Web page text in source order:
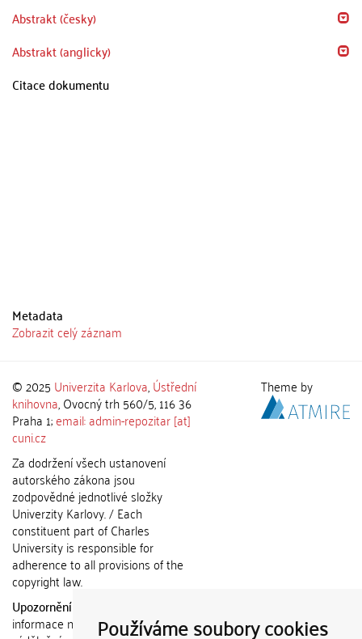
Používáme soubory cookies
Abstrakt (česky)
Abstrakt (anglicky)
Citace dokumentu
Metadata
Zobrazit celý záznam
© 2025 Univerzita Karlova,Ústřední
knihovna, Ovocný trh 560/5, 116 36
Praha 1;email: admin-repozitar [at]
cuni.cz
Za dodržení všech ustanovení
autorského zákona jsou
zodpovědné jednotlivé složky
Univerzity Karlovy. / Each
constituent part of Charles
University is responsible for
adherence to all provisions of the
copyright law.
Upozornění / Notice:
informace nemohou být použity k
Theme by